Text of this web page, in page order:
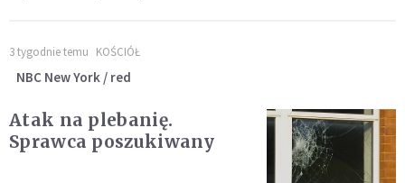
3 tygodnie temu KOŚCIÓŁ
NBC New York / red
Atak na plebanię.
Sprawca poszukiwany